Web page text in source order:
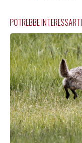
POTREBBE INTERESSARTI